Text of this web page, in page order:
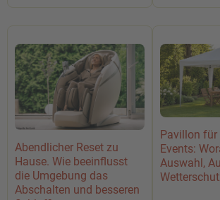
Abendlicher Reset zu
Hause. Wie beeinflusst
die Umgebung das
Abschalten und besseren
Pavillon für
Events:
Auswahl,